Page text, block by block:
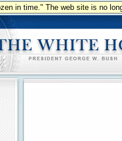
in time." The web site is no